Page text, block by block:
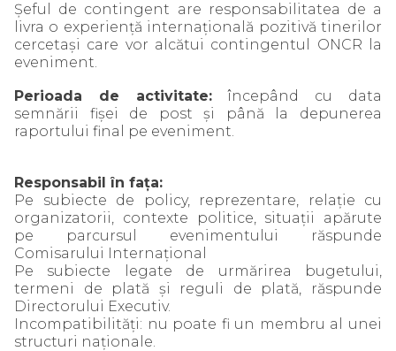
Șeful de contingent are responsabilitatea de a
livra o experiență internațională pozitivă tinerilor
cercetași care vor alcătui contingentul ONCR la
eveniment.
Perioada de activitate:începând cu data
semnării fișei de post și până la depunerea
raportului final pe eveniment.
Responsabil în fața:
Pe subiecte de policy, reprezentare, relație cu
organizatorii, contexte politice, situații apărute
pe parcursul evenimentului răspunde
Comisarului Internațional
Pe subiecte legate de urmărirea bugetului,
termeni de plată și reguli de plată, răspunde
Directorului Executiv.
Incompatibilități: nu poate fi un membru al unei
structuri naționale.